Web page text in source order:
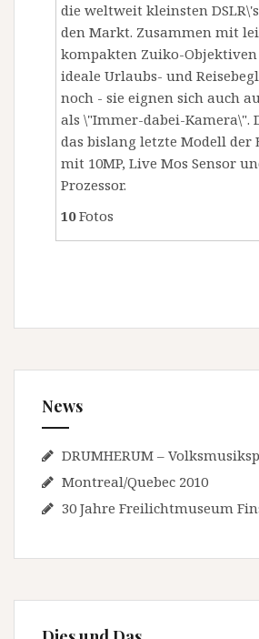
die weltweit kleinsten
den Markt. Zusammen mit
kompakten Zuiko-Objektiven
ideale Urlaubs- und
noch - sie eignen sich auch
als \"Immer-dabei-Kamera\".
das bislang letzte Modell der
mit 10MP, Live Mos Sensor
Prozessor.
10Fotos
News
DRUMHERUM –
Montreal/Quebec 2010
30 Jahre Freilichtmuseum